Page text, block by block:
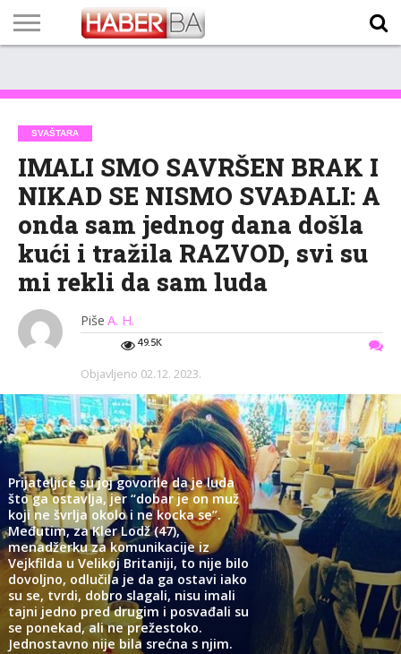
TECH
PROGRAM
PROGNOZA
PUTEVIMA
LISTA
NAMA
SVAŠTARA
IMALI SMO SAVRŠEN BRAK I
NIKAD SE NISMO SVAĐALI: A
onda sam jednog dana došla
kući i tražila RAZVOD, svi su
mi rekli da sam luda
Piše A. H.
49.5K
Objavljeno 02.12. 2023.
Prijateljice su joj govorile da je luda
što ga ostavlja, jer “dobar je on muž
koji ne švrlja okolo i ne kocka se”.
Međutim, za Kler Lodž (47),
menadžerku za komunikacije iz
Vejkfilda u Velikoj Britaniji, to nije bilo
dovoljno, odlučila je da ga ostavi iako
su se, tvrdi, dobro slagali, nisu imali
tajni jedno pred drugim i posvađali su
se ponekad, ali ne prežestoko.
Jednostavno nije bila srećna s njim.